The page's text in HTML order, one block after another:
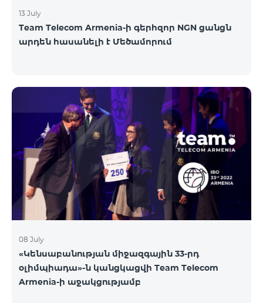
13 July
Team Telecom Armenia-ի գերհզոր NGN ցանցն
արդեն հասանելի է Մեծամորում
08 July
«Կենսաբանության միջազգային 33-րդ
օլիմպիադա»-ն կանցկացվի Team Telecom
Armenia-ի աջակցությամբ